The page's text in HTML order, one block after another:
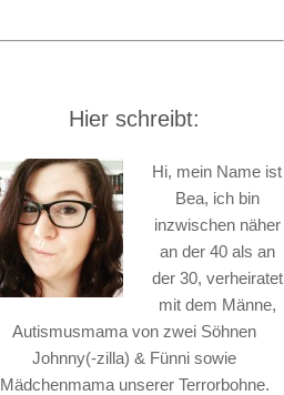
Hier schreibt:
Hi, mein Name ist
Bea, ich bin
inzwischen näher
an der 40 als an
der 30, verheiratet
mit dem Männe,
Autismusmama von zwei Söhnen
Johnny(-zilla) & Fünni sowie
Mädchenmama unserer Terrorbohne.